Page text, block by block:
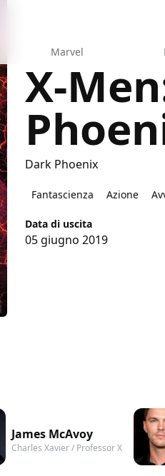
Marvel
X-
Dark Phoenix
Fantascienza Azione
Data di uscita
05 giugno 2019
James McAvoy
Charles Xavier / Professor X